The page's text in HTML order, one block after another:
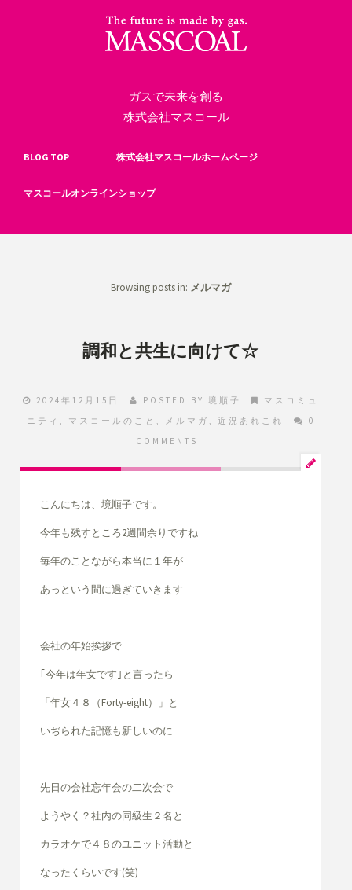
ガスで未来を創る
株式会社マスコール
BLOG TOP 株式会社マスコールホームページ
マスコールオンラインショップ
Browsing posts in: メルマガ
調和と共生に向けて☆
2024年12月15日 POSTED BY 境順子
マスコミュ
ニティ , マスコールのこと , メルマガ , 近況あれこれ
0
COMMENTS
こんにちは、境順子です。
今年も残すところ2週間余りですね
毎年のことながら本当に１年が
あっという間に過ぎていきます
会社の年始挨拶で
｢今年は年女です｣と言ったら
「年女４８（Forty-eight）」と
いぢられた記憶も新しいのに
先日の会社忘年会の二次会で
ようやく？社内の同級生２名と
カラオケで４８のユニット活動と
なったくらいです(笑)